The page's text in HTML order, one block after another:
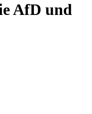
AfD und